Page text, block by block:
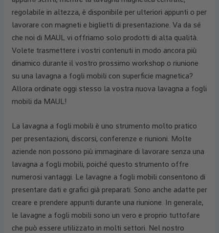
regolabile in altezza, è disponibile per ulteriori appunti o per
lavorare con magneti e biglietti di presentazione. Va da sé
che noi di MAUL vi offriamo solo prodotti di alta qualità.
Volete trasmettere i vostri contenuti in modo ancora più
dinamico durante il vostro prossimo workshop o riunione
su una lavagna a fogli mobili con superficie magnetica?
Allora ordinate oggi stesso la vostra nuova lavagna a fogli
mobili da MAUL!
La lavagna a fogli mobili è uno strumento molto pratico
per presentazioni, discorsi, conferenze e riunioni. Molte
aziende non possono più immaginare di lavorare senza una
lavagna a fogli mobili, poiché questo strumento offre
numerosi vantaggi. Le lavagne a fogli mobili consentono di
presentare dati e grafici già preparati. Sono anche adatte per
creare e prendere appunti durante una riunione. In generale,
le lavagne a fogli mobili sono un vero e proprio tuttofare
che può essere utilizzato in molti settori. Nel nostro